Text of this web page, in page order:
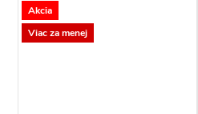
Akcia
Viac za menej